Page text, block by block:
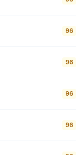
96
96
96
96